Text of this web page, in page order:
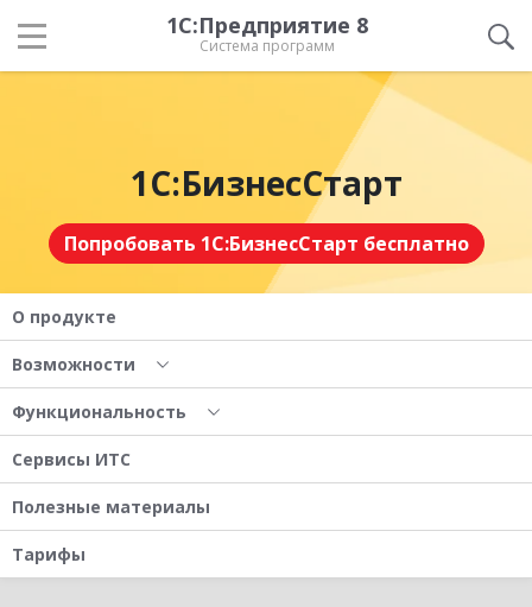
1С:Предприятие 8
Система программ
1С:БизнесСтарт
Попробовать 1С:БизнесСтарт бесплатно
О продукте
Возможности
Функциональность
Сервисы ИТС
Полезные материалы
Тарифы